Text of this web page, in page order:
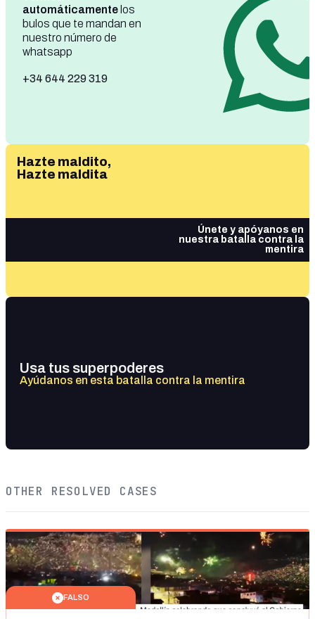
automáticamente los
bulos que te mandan en
nuestro número de
whatsapp
+34 644 229 319
Hazte maldito,
Hazte maldita
Únete y apóyanos en
nuestra batalla contra la
mentira
Usa tus superpoderes
Ayúdanos en esta batalla contra la mentira
OTHER RESOLVED CASES
FALSO